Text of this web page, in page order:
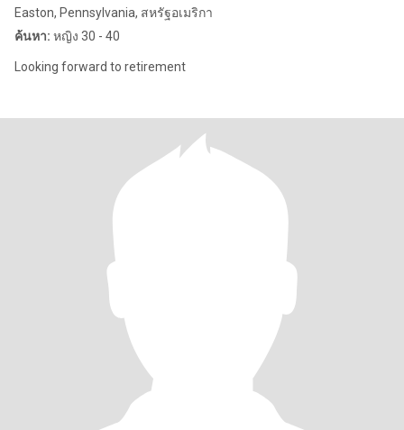
Easton, Pennsylvania, สหรัฐอเมริกา
ค้นหา: หญิง 30 - 40
Looking forward to retirement